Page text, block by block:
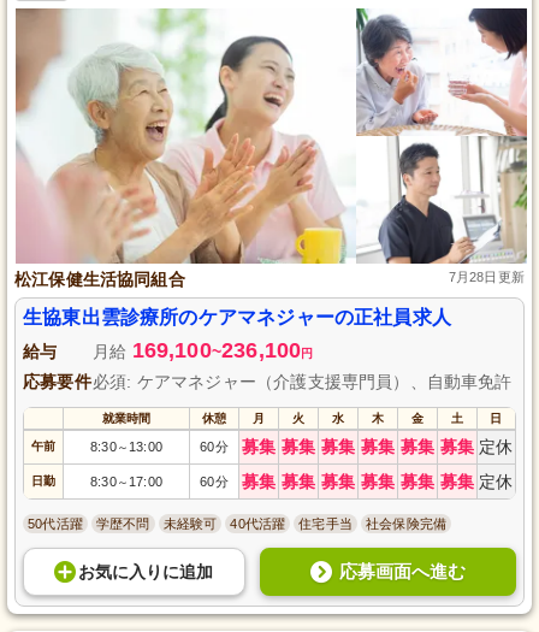
松江保健生活協同組合 7月28日更新
生協東出雲診療所のケアマネジャーの正社員求人
給与 月給 169,100~236,100円
応募要件必須: ケアマネジャー（介護支援専門員）、自動車免許
就業時間 休憩 月 火 水 木 金 土 日
午前 8:30～ 13:00 60分 募集 募集 募集 募集 募集 募集 定休
日勤 8:30～ 17:00 60分 募集 募集 募集 募集 募集 募集 定休
50代活躍 学歴不問 未経験可 40代活躍 住宅手当 社会保険完備
お気に入り に追加 応募画面へ進む